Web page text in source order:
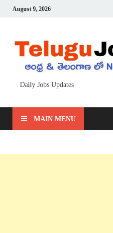
August 9, 2026
Daily Jobs Updates
MAIN MENU